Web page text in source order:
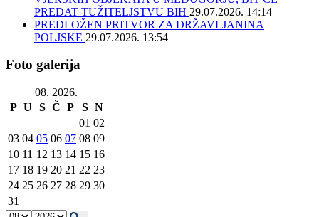
PREDAT TUŽITELJSTVU BIH 29.07.2026. 14:14
PREDLOŽEN PRITVOR ZA DRŽAVLJANINA
POLJSKE 29.07.2026. 13:54
Foto galerija
08. 2026.
P U S Č P S N
01 02
03 04 05 06 07 08 09
10 11 12 13 14 15 16
17 18 19 20 21 22 23
24 25 26 27 28 29 30
31